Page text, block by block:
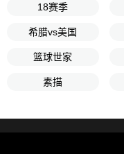
18赛季
希腊vs美国
篮球世家
素描